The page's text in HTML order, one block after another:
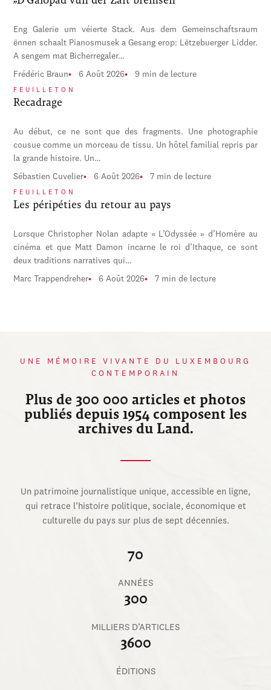
Eng Galerie um véierte Stack. Aus dem Gemeinschaftsraum
ënnen schaalt Pianosmusek a Gesang erop: Lëtzebuerger Lidder.
A sengem mat Bicherregaler…
Frédéric Braun 6 Août 2026 9 min de lecture
FEUILLETON
Recadrage
Au début, ce ne sont que des fragments. Une photographie
cousue comme un morceau de tissu. Un hôtel familial repris par
la grande histoire. Un…
Sébastien Cuvelier 6 Août 2026 7 min de lecture
FEUILLETON
Les péripéties du retour au pays
Lorsque Christopher Nolan adapte « L’Odyssée » d’Homère au
cinéma et que Matt Damon incarne le roi d’Ithaque, ce sont
deux traditions narratives qui…
Marc Trappendreher 6 Août 2026 7 min de lecture
UNE MÉMOIRE VIVANTE DU LUXEMBOURG
CONTEMPORAIN
Plus de 300 000 articles et photos
publiés depuis 1954 composent les
archives du Land.
Un patrimoine journalistique unique, accessible en ligne,
qui retrace l’histoire politique, sociale, économique et
culturelle du pays sur plus de sept décennies.
70
ANNÉES
300
MILLIERS D’ARTICLES
3600
ÉDITIONS